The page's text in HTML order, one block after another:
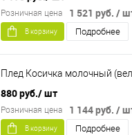
1 521 руб. /
Розничная цена
В корзину Подробнее
Плед Косичка молочный
880 руб./ шт
1 144 руб. /
Розничная цена
В корзину Подробнее